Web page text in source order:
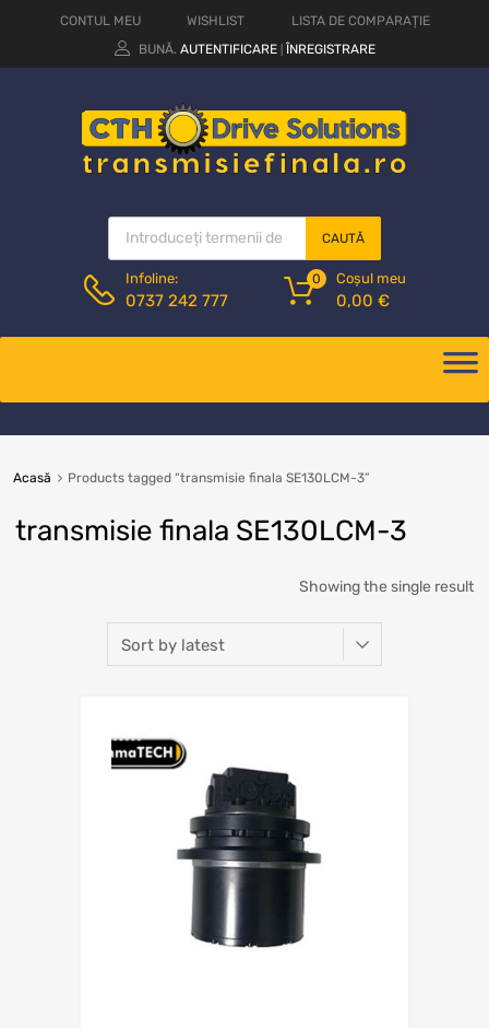
CONTUL MEU WISHLIST
LISTA DE COMPARAȚIE
BUNĂ. AUTENTIFICARE ÎNREGISTRARE
CAUTĂ
Infoline:
0737 242 777
Coșul meu
0,00 €
0
Acasă Products tagged “transmisie finala SE130LCM-3”
transmisie finala SE130LCM-3
Showing the single result